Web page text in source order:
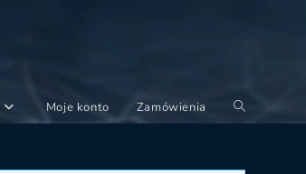
Moje konto Zamówienia
Toggle